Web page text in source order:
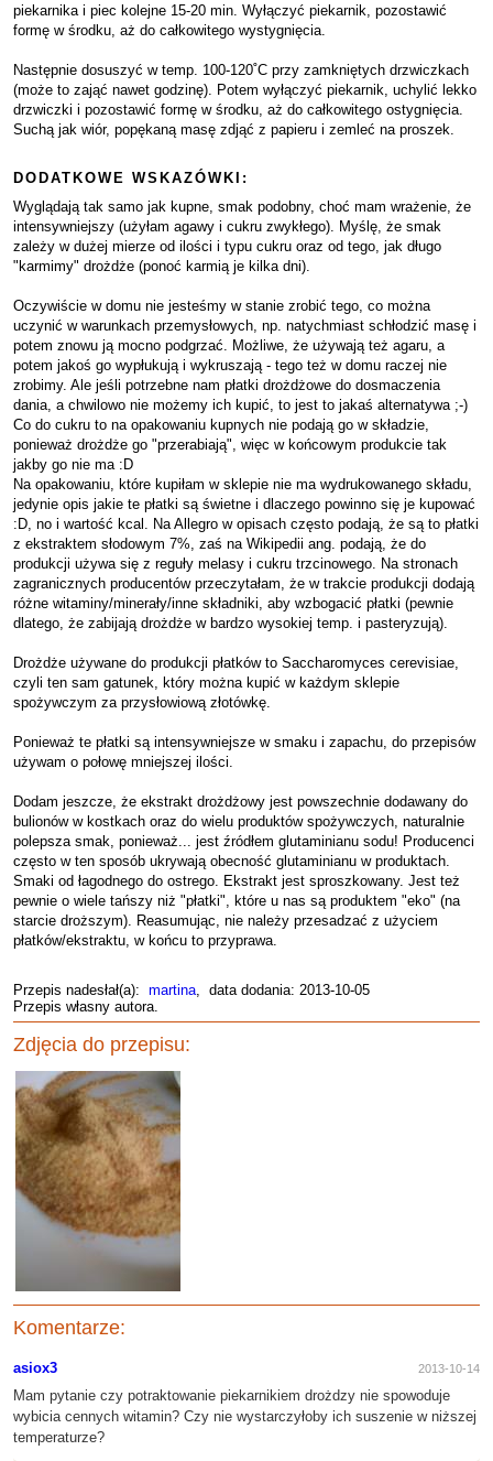
piekarnika i piec kolejne 15-20 min. Wyłączyć piekarnik, pozostawić
formę w środku, aż do całkowitego wystygnięcia.
Następnie dosuszyć w temp. 100-120˚C przy zamkniętych drzwiczkach
(może to zająć nawet godzinę). Potem wyłączyć piekarnik, uchylić lekko
drzwiczki i pozostawić formę w środku, aż do całkowitego ostygnięcia.
Suchą jak wiór, popękaną masę zdjąć z papieru i zemleć na proszek.
DODATKOWE WSKAZÓWKI:
Wyglądają tak samo jak kupne, smak podobny, choć mam wrażenie, że
intensywniejszy (użyłam agawy i cukru zwykłego). Myślę, że smak
zależy w dużej mierze od ilości i typu cukru oraz od tego, jak długo
"karmimy" drożdże (ponoć karmią je kilka dni).
Oczywiście w domu nie jesteśmy w stanie zrobić tego, co można
uczynić w warunkach przemysłowych, np. natychmiast schłodzić masę i
potem znowu ją mocno podgrzać. Możliwe, że używają też agaru, a
potem jakoś go wypłukują i wykruszają - tego też w domu raczej nie
zrobimy. Ale jeśli potrzebne nam płatki drożdżowe do dosmaczenia
dania, a chwilowo nie możemy ich kupić, to jest to jakaś alternatywa ;-)
Co do cukru to na opakowaniu kupnych nie podają go w składzie,
ponieważ drożdże go "przerabiają", więc w końcowym produkcie tak
jakby go nie ma :D
Na opakowaniu, które kupiłam w sklepie nie ma wydrukowanego składu,
jedynie opis jakie te płatki są świetne i dlaczego powinno się je kupować
:D, no i wartość kcal. Na Allegro w opisach często podają, że są to płatki
z ekstraktem słodowym 7%, zaś na Wikipedii ang. podają, że do
produkcji używa się z reguły melasy i cukru trzcinowego. Na stronach
zagranicznych producentów przeczytałam, że w trakcie produkcji dodają
różne witaminy/minerały/inne składniki, aby wzbogacić płatki (pewnie
dlatego, że zabijają drożdże w bardzo wysokiej temp. i pasteryzują).
Drożdże używane do produkcji płatków to Saccharomyces cerevisiae,
czyli ten sam gatunek, który można kupić w każdym sklepie
spożywczym za przysłowiową złotówkę.
Ponieważ te płatki są intensywniejsze w smaku i zapachu, do przepisów
używam o połowę mniejszej ilości.
Dodam jeszcze, że ekstrakt drożdżowy jest powszechnie dodawany do
bulionów w kostkach oraz do wielu produktów spożywczych, naturalnie
polepsza smak, ponieważ... jest źródłem glutaminianu sodu! Producenci
często w ten sposób ukrywają obecność glutaminianu w produktach.
Smaki od łagodnego do ostrego. Ekstrakt jest sproszkowany. Jest też
pewnie o wiele tańszy niż "płatki", które u nas są produktem "eko" (na
starcie droższym). Reasumując, nie należy przesadzać z użyciem
płatków/ekstraktu, w końcu to przyprawa.
Przepis nadesłał(a): martina, data dodania: 2013-10-05
Przepis własny autora.
Zdjęcia do przepisu:
Komentarze:
asiox3 2013-10-14
Mam pytanie czy potraktowanie piekarnikiem drożdzy nie spowoduje
wybicia cennych witamin? Czy nie wystarczyłoby ich suszenie w niższej
temperaturze?